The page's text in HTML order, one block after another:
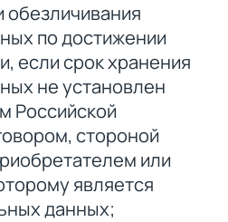
по достижении
если срок хранения
не установлен
Российской
стороной
или
является
данных;